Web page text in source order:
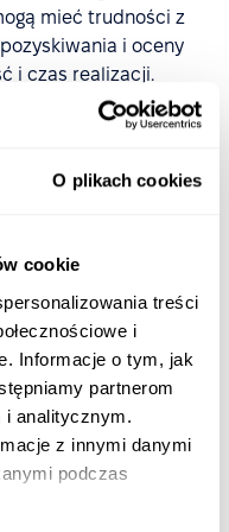
O plikach cookies
cookie
treści
i
Informacje o tym, jak
partnerom
i analitycznym.
z innymi danymi
podczas
mieć trudności z
i oceny
i czas realizacji.
50 osób tylko
i obsługi kadrowej,
i wizerunek
i opieką
szkolenie i rozwój
co wymaga
procesów i